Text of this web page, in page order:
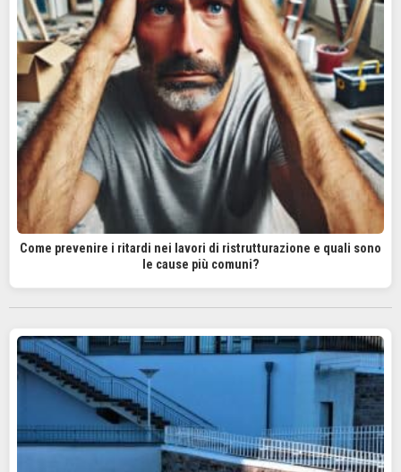
Come prevenire i ritardi nei lavori di ristrutturazione e quali sono
le cause più comuni?